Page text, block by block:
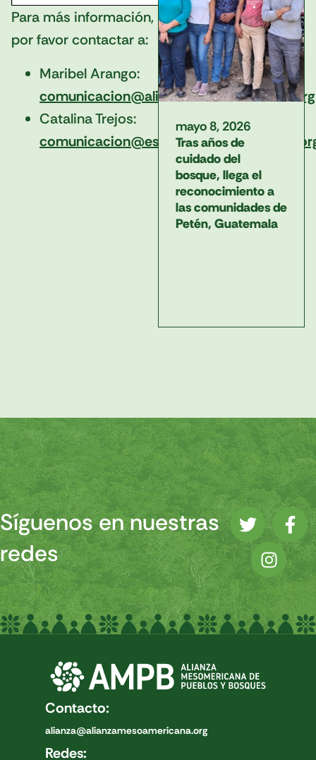
Para más información,
por favor contactar a:
Maribel Arango:
comunicacion@alianzamesoamericana.org
Catalina Trejos:
mayo 8, 2026
Tras años de
cuidado del
bosque, llega el
reconocimiento a
las comunidades de
Petén, Guatemala
Síguenos en nuestras
redes
Contacto:
alianza@alianzamesoamericana.org
Redes: